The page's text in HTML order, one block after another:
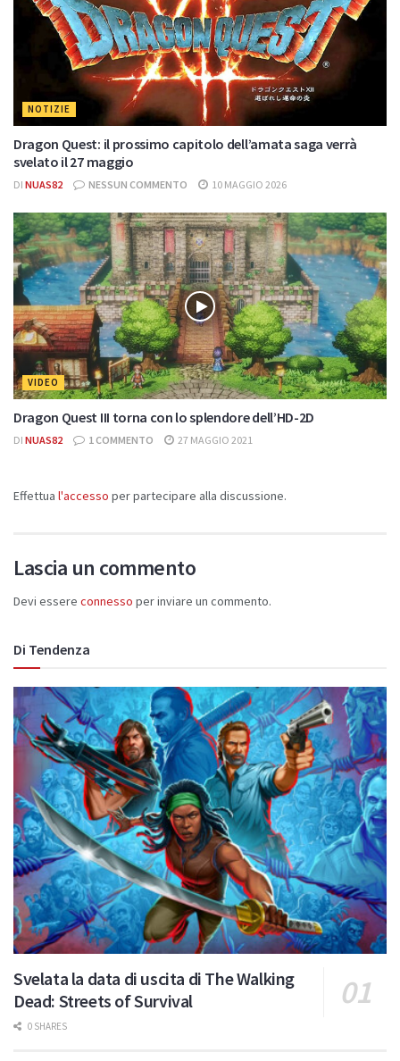
NOTIZIE
Dragon Quest: il prossimo capitolo dell’amata saga verrà
svelato il 27 maggio
DI NUAS82 NESSUN COMMENTO 10 MAGGIO 2026
VIDEO
Dragon Quest III torna con lo splendore dell’HD-2D
DI NUAS82 1 COMMENTO 27 MAGGIO 2021
Effettua l'accesso per partecipare alla discussione.
Lascia un commento
Devi essere connesso per inviare un commento.
Di Tendenza
Svelata la data di uscita di The Walking
Dead: Streets of Survival
0 SHARES